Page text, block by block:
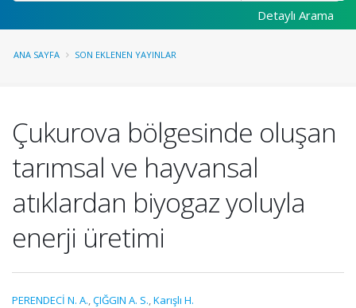
Detaylı Arama
ANA SAYFA SON EKLENEN YAYINLAR
Çukurova bölgesinde oluşan
tarımsal ve hayvansal
atıklardan biyogaz yoluyla
enerji üretimi
PERENDECİ N. A.,ÇIĞGIN A. S.,Karışlı H.